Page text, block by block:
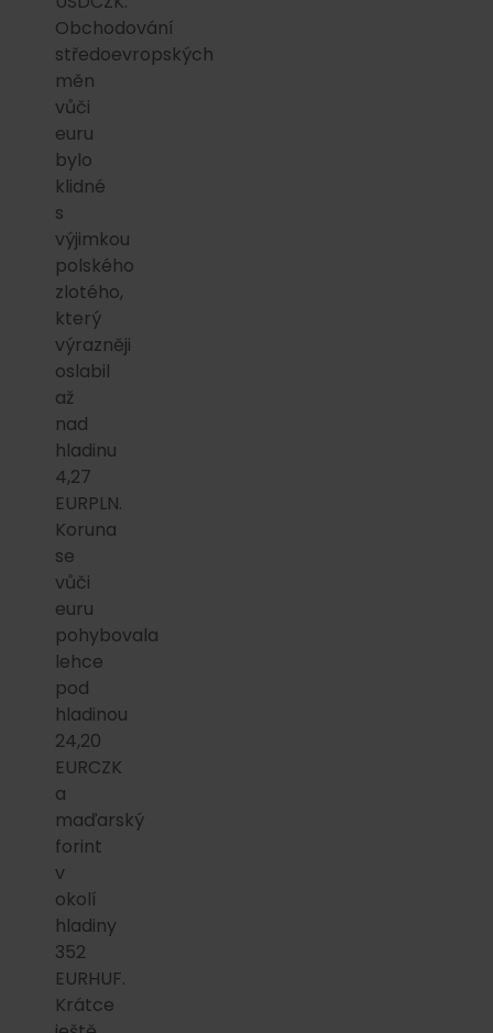
Obchodování
středoevropských
měn
vůči
euru
bylo
klidné
s
výjimkou
polského
zlotého,
který
výrazněji
oslabil
až
nad
hladinu
4,27
EURPLN.
Koruna
se
vůči
euru
pohybovala
lehce
pod
hladinou
24,20
EURCZK
a
maďarský
forint
v
okolí
hladiny
352
EURHUF.
Krátce